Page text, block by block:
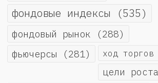
фондовые индексы (535)
фондовый рынок (288)
фьючерсы (281) ход торгов
цели роста